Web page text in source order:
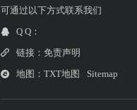
可通过以下方式联系我们
Q Q：
链接： 免责声明
地图： TXT地图 Sitemap